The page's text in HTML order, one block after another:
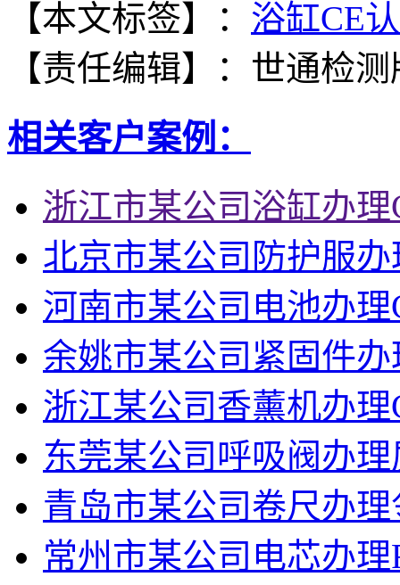
【本文标签】： 浴缸CE
【责任编辑】： 世通检测
相关客户案例：
浙江市某公司浴缸办理
北京市某公司防护服办
河南市某公司电池办理
余姚市某公司紧固件办
浙江某公司香薰机办理
东莞某公司呼吸阀办
青岛市某公司卷尺办理
常州市某公司电芯办